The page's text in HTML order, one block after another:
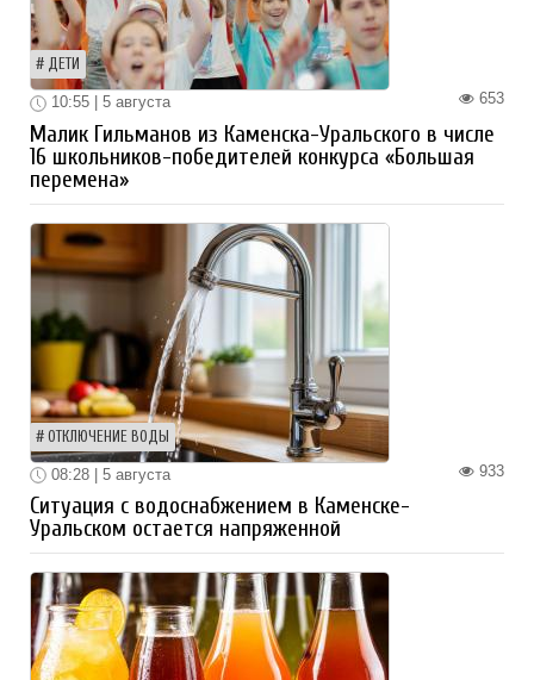
ДЕТИ
653
10:55 | 5 августа
Малик Гильманов из Каменска-Уральского в числе
16 школьников-победителей конкурса «Большая
перемена»
ОТКЛЮЧЕНИЕ ВОДЫ
933
08:28 | 5 августа
Ситуация с водоснабжением в Каменске-
Уральском остается напряженной